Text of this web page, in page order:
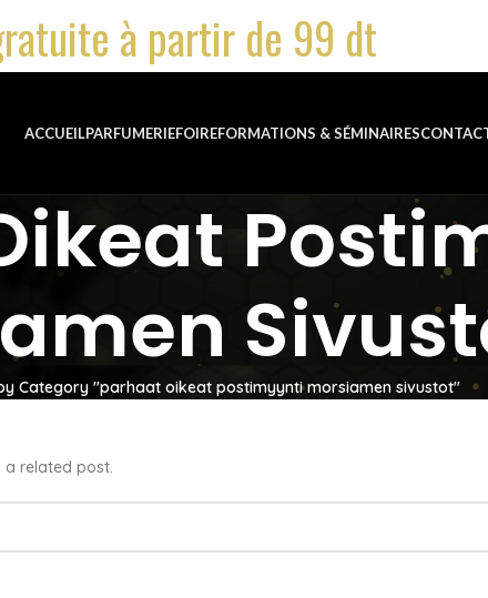
à partir de 99 dt
ACCUEILPARFUMERIEFOIREFORMATIONS & SÉMINAIRES
Category "parhaat oikeat postimyynti morsiamen sivustot"
a related post.